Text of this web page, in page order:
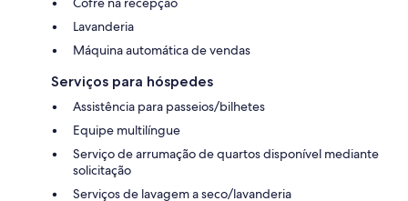
Lavanderia
Máquina automática de vendas
Serviços para hóspedes
Assistência para passeios/bilhetes
Equipe multilíngue
Serviço de arrumação de quartos disponível mediante
solicitação
Serviços de lavagem a seco/lavanderia